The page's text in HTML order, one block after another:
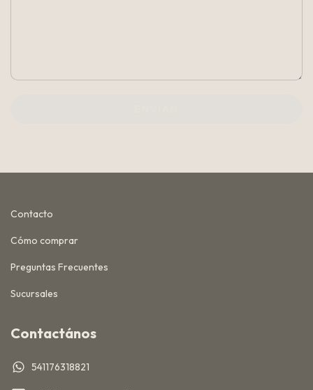
Contacto
Cómo comprar
Preguntas Frecuentes
Sucursales
Contactános
541176318821